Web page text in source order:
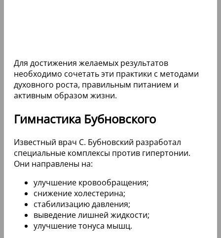
Для достижения желаемых результатов
необходимо сочетать эти практики с методами
духовного роста, правильным питанием и
активным образом жизни.
Гимнастика Бубновского
Известный врач С. Бубновский разработал
специальные комплексы против гипертонии.
Они направлены на:
улучшение кровообращения;
снижение холестерина;
стабилизацию давления;
выведение лишней жидкости;
улучшение тонуса мышц.